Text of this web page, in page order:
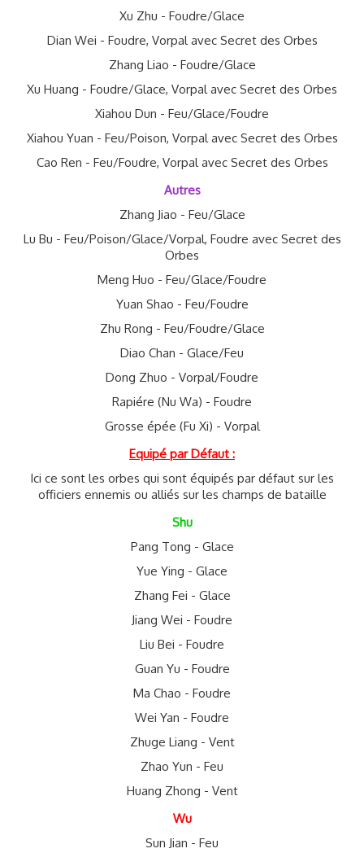
Xu Zhu - Foudre/Glace
Dian Wei - Foudre, Vorpal avec Secret des Orbes
Zhang Liao - Foudre/Glace
Xu Huang - Foudre/Glace, Vorpal avec Secret des Orbes
Xiahou Dun - Feu/Glace/Foudre
Xiahou Yuan - Feu/Poison, Vorpal avec Secret des Orbes
Cao Ren - Feu/Foudre, Vorpal avec Secret des Orbes
Autres
Zhang Jiao - Feu/Glace
Lu Bu - Feu/Poison/Glace/Vorpal, Foudre avec Secret des
Orbes
Meng Huo - Feu/Glace/Foudre
Yuan Shao - Feu/Foudre
Zhu Rong - Feu/Foudre/Glace
Diao Chan - Glace/Feu
Dong Zhuo - Vorpal/Foudre
Rapiére (Nu Wa) - Foudre
Grosse épée (Fu Xi) - Vorpal
Equipé par Défaut :
Ici ce sont les orbes qui sont équipés par défaut sur les
officiers ennemis ou alliés sur les champs de bataille
Shu
Pang Tong - Glace
Yue Ying - Glace
Zhang Fei - Glace
Jiang Wei - Foudre
Liu Bei - Foudre
Guan Yu - Foudre
Ma Chao - Foudre
Wei Yan - Foudre
Zhuge Liang - Vent
Zhao Yun - Feu
Huang Zhong - Vent
Wu
Sun Jian - Feu